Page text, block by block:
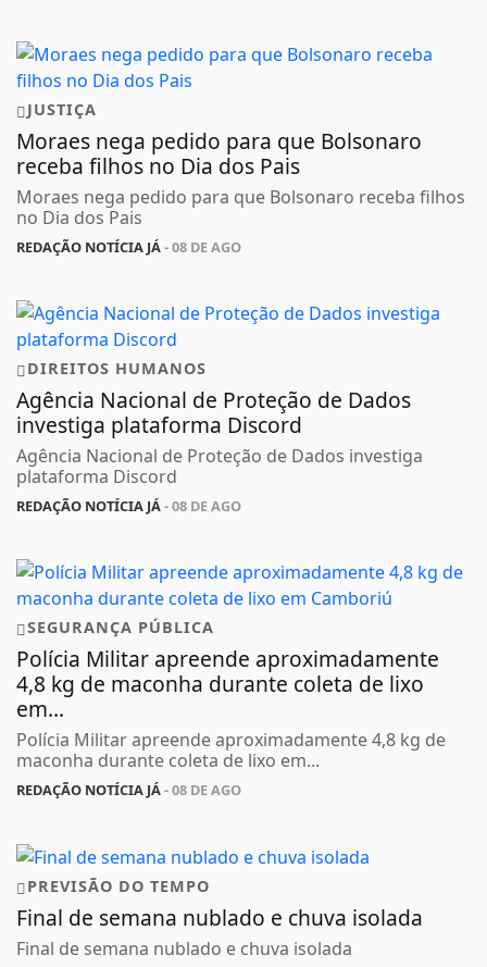
JUSTIÇA
Moraes nega pedido para que Bolsonaro
receba filhos no Dia dos Pais
Moraes nega pedido para que Bolsonaro receba filhos
no Dia dos Pais
REDAÇÃO NOTÍCIA JÁ- 08 DE AGO
DIREITOS HUMANOS
Agência Nacional de Proteção de Dados
investiga plataforma Discord
Agência Nacional de Proteção de Dados investiga
plataforma Discord
REDAÇÃO NOTÍCIA JÁ- 08 DE AGO
SEGURANÇA PÚBLICA
Polícia Militar apreende aproximadamente
4,8 kg de maconha durante coleta de lixo
em...
Polícia Militar apreende aproximadamente 4,8 kg de
maconha durante coleta de lixo em...
REDAÇÃO NOTÍCIA JÁ- 08 DE AGO
PREVISÃO DO TEMPO
Final de semana nublado e chuva isolada
Final de semana nublado e chuva isolada